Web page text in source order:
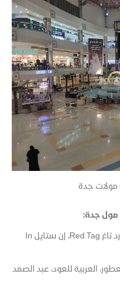
مولات جدة
مول جدة:
ماكس Max، رد تاغ Red Tag، إن ستايل In
العربية للعود، عبد الصمد